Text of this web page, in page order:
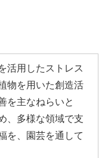
活用したストレス
物を用いた創造活
を主なねらいと
、多様な領域で支
を、園芸を通して